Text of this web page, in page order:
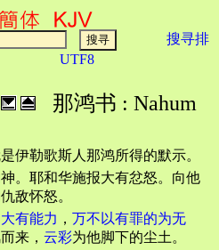
搜寻排
UTF8
那鸿书 : Nahum
伊勒歌斯人那鸿所得的默示。
。耶和华施报大有忿怒。向他
敌怀怒。
大有能力 ， 万不以有罪的为无
来， 云彩为他脚下的尘土。